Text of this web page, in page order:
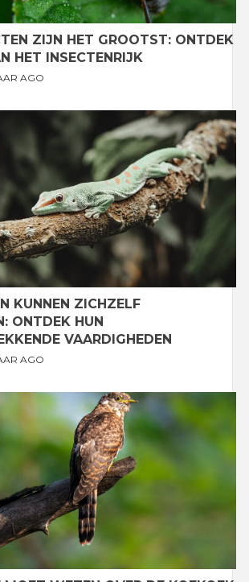
ZIJN HET GROOTST: ONTDEK
HET INSECTENRIJK
AGO
KUNNEN ZICHZELF
ONTDEK HUN
VAARDIGHEDEN
AGO